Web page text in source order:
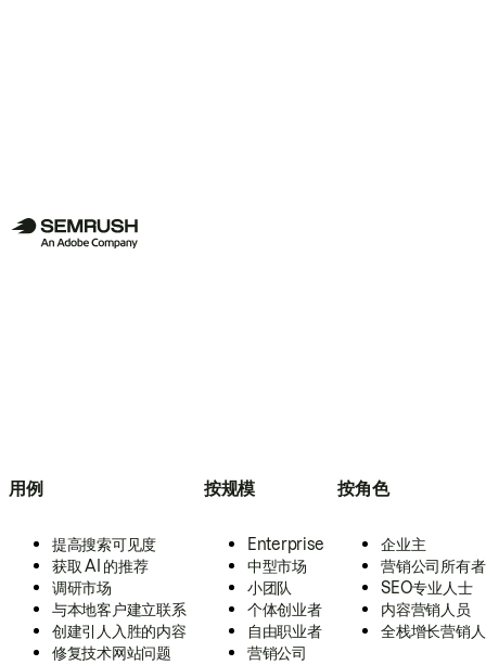
用例
提高搜索可见度
获取 AI 的推荐
调研市场
与本地客户建立联系
创建引人入胜的内容
修复技术网站问题
按规模
Enterprise
中型市场
小团队
个体创业者
自由职业者
营销公司
按角色
企业主
营销公司所有者
SEO专业人士
内容营销人员
全栈增长营销